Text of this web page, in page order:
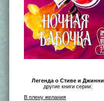
Легенда о Стиве и Джинни
другие книги серии:
В плену желания